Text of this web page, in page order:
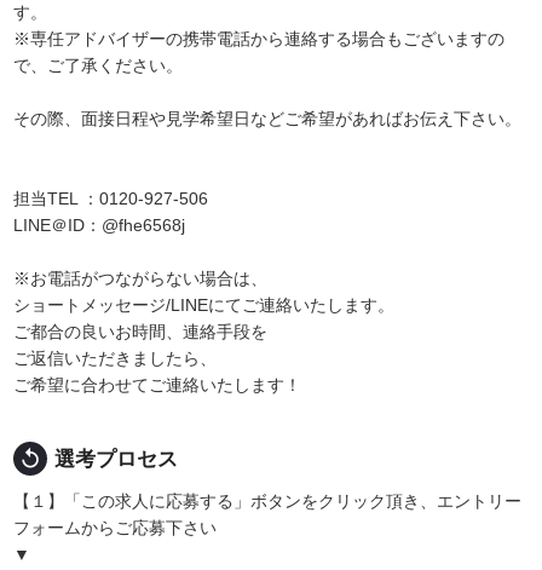
す。
※専任アドバイザーの携帯電話から連絡する場合もございますの
で、ご了承ください。
その際、面接日程や見学希望日などご希望があればお伝え下さい。
担当TEL ：0120-927-506
LINE＠ID：@fhe6568j
※お電話がつながらない場合は、
ショートメッセージ/LINEにてご連絡いたします。
ご都合の良いお時間、連絡手段を
ご返信いただきましたら、
ご希望に合わせてご連絡いたします！
replay 選考プロセス
【１】「この求人に応募する」ボタンをクリック頂き、エントリー
フォームからご応募下さい
▼